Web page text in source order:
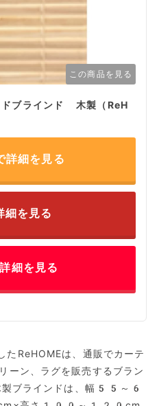
この商品を見る
ブラインド 木製（ReH
細を見る
細を見る
細を見る
ReHOMEは、通販でカーテ
ーン、ラグを販売するブラン
製ブラインドは、幅55～6